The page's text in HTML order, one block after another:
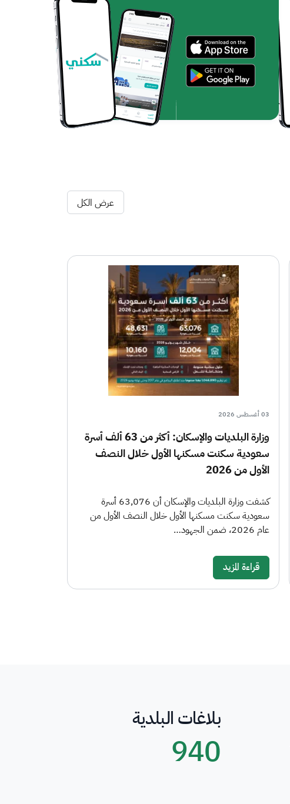
عرض الكل
03 أغسطس 2026
وزارة البلديات والإسكان: أكثر من 63 ألف أسرة
سعودية سكنت مسكنها الأول خلال النصف
الأول من 2026
كشفت وزارة البلديات والإسكان أن 63,076 أسرة
سعودية سكنت مسكنها الأول خلال النصف الأول من
عام 2026، ضمن الجهود…
قراءة المزيد
بلاغات البلدية
940